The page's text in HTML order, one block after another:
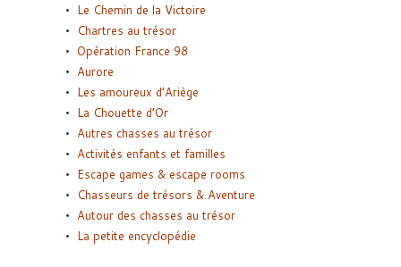
Le Chemin de la Victoire
Chartres au trésor
Opération France 98
Aurore
Les amoureux d’Ariège
La Chouette d’Or
Autres chasses au trésor
Activités enfants et familles
Escape games & escape rooms
Chasseurs de trésors & Aventure
Autour des chasses au trésor
La petite encyclopédie